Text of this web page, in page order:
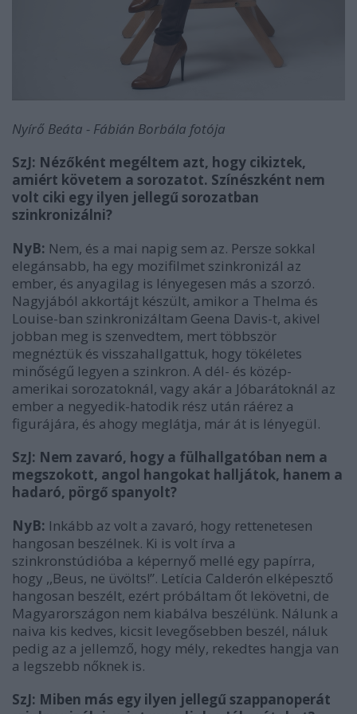
Nyírő Beáta - Fábián Borbála fotója
SzJ: Nézőként megéltem azt, hogy cikiztek,
amiért követem a sorozatot. Színészként nem
volt ciki egy ilyen jellegű sorozatban
szinkronizálni?
NyB: Nem, és a mai napig sem az. Persze sokkal
elegánsabb, ha egy mozifilmet szinkronizál az
ember, és anyagilag is lényegesen más a szorzó.
Nagyjából akkortájt készült, amikor a Thelma és
Louise-ban szinkronizáltam Geena Davis-t, akivel
jobban meg is szenvedtem, mert többször
megnéztük és visszahallgattuk, hogy tökéletes
minőségű legyen a szinkron. A dél- és közép-
amerikai sorozatoknál, vagy akár a Jóbarátoknál az
ember a negyedik-hatodik rész után ráérez a
figurájára, és ahogy meglátja, már át is lényegül.
SzJ: Nem zavaró, hogy a fülhallgatóban nem a
megszokott, angol hangokat halljátok, hanem a
hadaró, pörgő spanyolt?
NyB: Inkább az volt a zavaró, hogy rettenetesen
hangosan beszélnek. Ki is volt írva a
szinkronstúdióba a képernyő mellé egy papírra,
hogy ,,Beus, ne üvölts!”. Letícia Calderón elképesztő
hangosan beszélt, ezért próbáltam őt lekövetni, de
Magyarországon nem kiabálva beszélünk. Nálunk a
naiva kis kedves, kicsit levegősebben beszél, náluk
pedig az a jellemző, hogy mély, rekedtes hangja van
a legszebb nőknek is.
SzJ: Miben más egy ilyen jellegű szappanoperát